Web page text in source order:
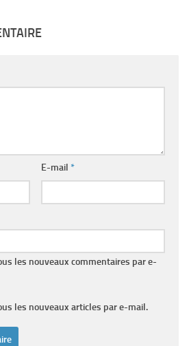
E-mail *
les nouveaux commentaires par e-
les nouveaux articles par e-mail.